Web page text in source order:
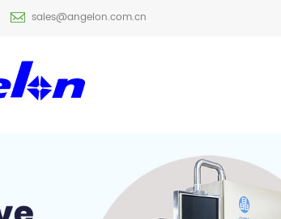
sales@angelon.com.cn